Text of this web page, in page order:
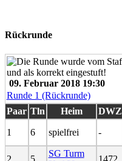
Rückrunde
09. Februar 2018 19:30
Runde 1 (Rückrunde)
Paar Tln Heim DWZ
1 6 spielfrei -
2 5
SG Turm
1472